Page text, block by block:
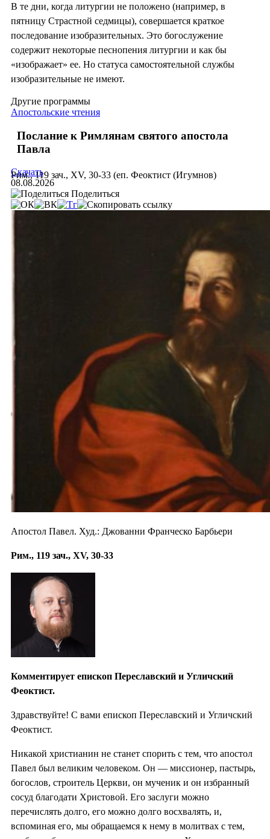
В те дни, когда литургии не положено (например, в
пятницу Страстной седмицы), совершается краткое
последование изобразительных. Это богослужение
содержит некоторые песнопения литургии и как бы
«изображает» ее. Но статуса самостоятельной службы
изобразительные не имеют.
Другие программы
Апостольские чтения
Послание к Римлянам святого апостола
Павла
Рим., 119 зач., XV, 30-33 (еп. Феоктист (Игумнов)
Скачать
08.08.2026
Поделиться
Апостол Павел. Худ.: Джованни Франческо Барбьери
Рим., 119 зач., XV, 30-33
Комментирует епископ Переславский и Угличский
Феоктист.
Здравствуйте! С вами епископ Переславский и Угличский
Феоктист.
Никакой христианин не станет спорить с тем, что апостол
Павел был великим человеком. Он — миссионер, пастырь,
богослов, строитель Церкви, он мученик и он избранный
сосуд благодати Христовой. Его заслуги можно
перечислять долго, его можно долго восхвалять, и,
вспоминая его, мы обращаемся к нему в молитвах с тем,